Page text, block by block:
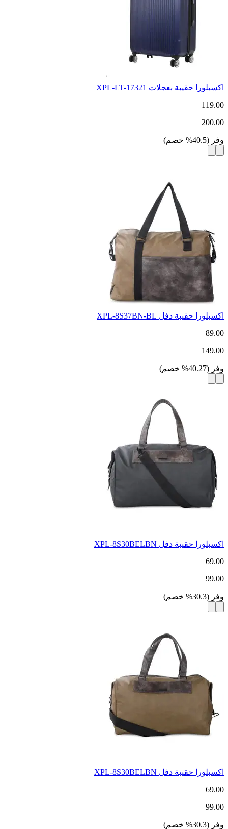
اكسبلورا حقيبة بعجلات XPL-LT-17321
119.00
200.00
وفر (
40.5
% خصم)
اكسبلورا حقيبة دفل XPL-8S37BN-BL
89.00
149.00
وفر (
40.27
% خصم)
اكسبلورا حقيبة دفل XPL-8S30BELBN
69.00
99.00
وفر (
30.3
% خصم)
اكسبلورا حقيبة دفل XPL-8S30BELBN
69.00
99.00
وفر (
30.3
% خصم)